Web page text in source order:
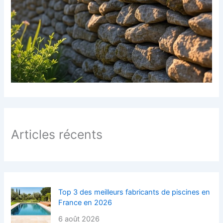
:
Articles récents
Top 3 des meilleurs fabricants de piscines en
France en 2026
6 août 2026